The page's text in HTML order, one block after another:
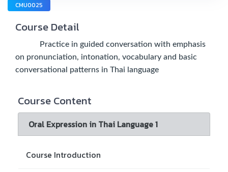
CMU0025
Course Detail
Practice in guided conversation with emphasis
on pronunciation, intonation, vocabulary and basic
conversational patterns in Thai language
Course Content
Oral Expression in Thai Language 1
Course Introduction